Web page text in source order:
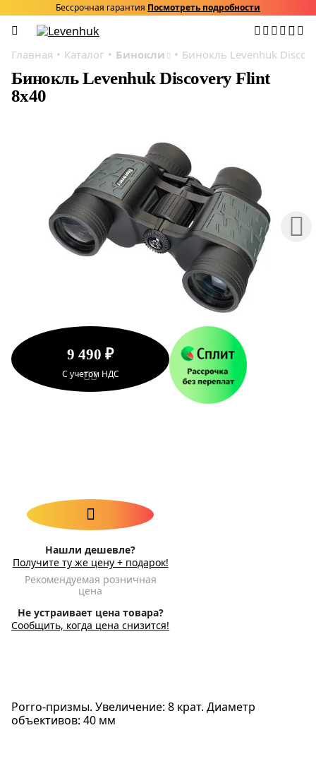
Бессрочная гарантия Посмотреть подробности
Главная Каталог Бинокли Бинокль Levenhuk
Бинокль Levenhuk Discovery Flint
8x40
9 490 ₽
С учетом НДС
Нашли дешевле?
Получите ту же цену + подарок!
Рекомендуемая розничная
цена
Не устраивает цена товара?
Сообщить, когда цена снизится!
Porro-призмы. Увеличение: 8 крат. Диаметр
объективов: 40 мм